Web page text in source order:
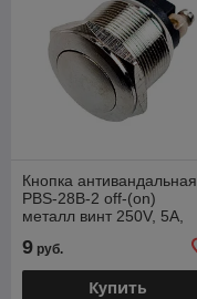
Кнопка антивандальная
PBS-28B-2 off-(on)
металл винт 250V, 5A,
9 руб.
Купить